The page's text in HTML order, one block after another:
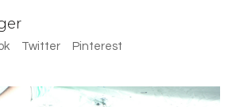
Twitter
Pinterest